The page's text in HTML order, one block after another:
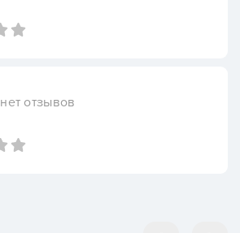
нет отзывов